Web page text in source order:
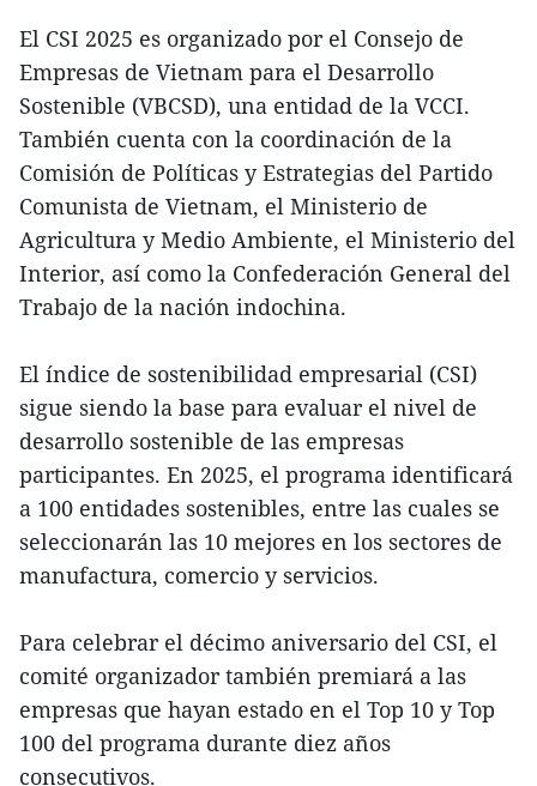
El CSI 2025 es organizado por el Consejo de
Empresas de Vietnam para el Desarrollo
Sostenible (VBCSD), una entidad de la VCCI.
También cuenta con la coordinación de la
Comisión de Políticas y Estrategias del Partido
Comunista de Vietnam, el Ministerio de
Agricultura y Medio Ambiente, el Ministerio del
Interior, así como la Confederación General del
Trabajo de la nación indochina.
El índice de sostenibilidad empresarial (CSI)
sigue siendo la base para evaluar el nivel de
desarrollo sostenible de las empresas
participantes. En 2025, el programa identificará
a 100 entidades sostenibles, entre las cuales se
seleccionarán las 10 mejores en los sectores de
manufactura, comercio y servicios.
Para celebrar el décimo aniversario del CSI, el
comité organizador también premiará a las
empresas que hayan estado en el Top 10 y Top
100 del programa durante diez años
consecutivos.